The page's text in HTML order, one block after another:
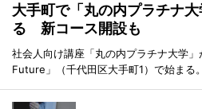
大手町で「丸の内プラチナ
る 新コース開設も
社会人向け講座「丸の内プラチナ大学
Future」（千代田区大手町1）で始まる。